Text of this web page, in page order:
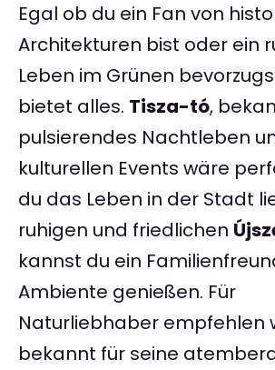
Egal ob du ein Fan von
Architekturen bist oder ein
Leben im Grünen
bietet alles. Tisza-tó,
pulsierendes Nachtleben
kulturellen Events wäre
du das Leben in der Stadt
ruhigen und friedlichen
kannst du ein
Ambiente genießen. Für
Naturliebhaber empfehlen
bekannt für seine